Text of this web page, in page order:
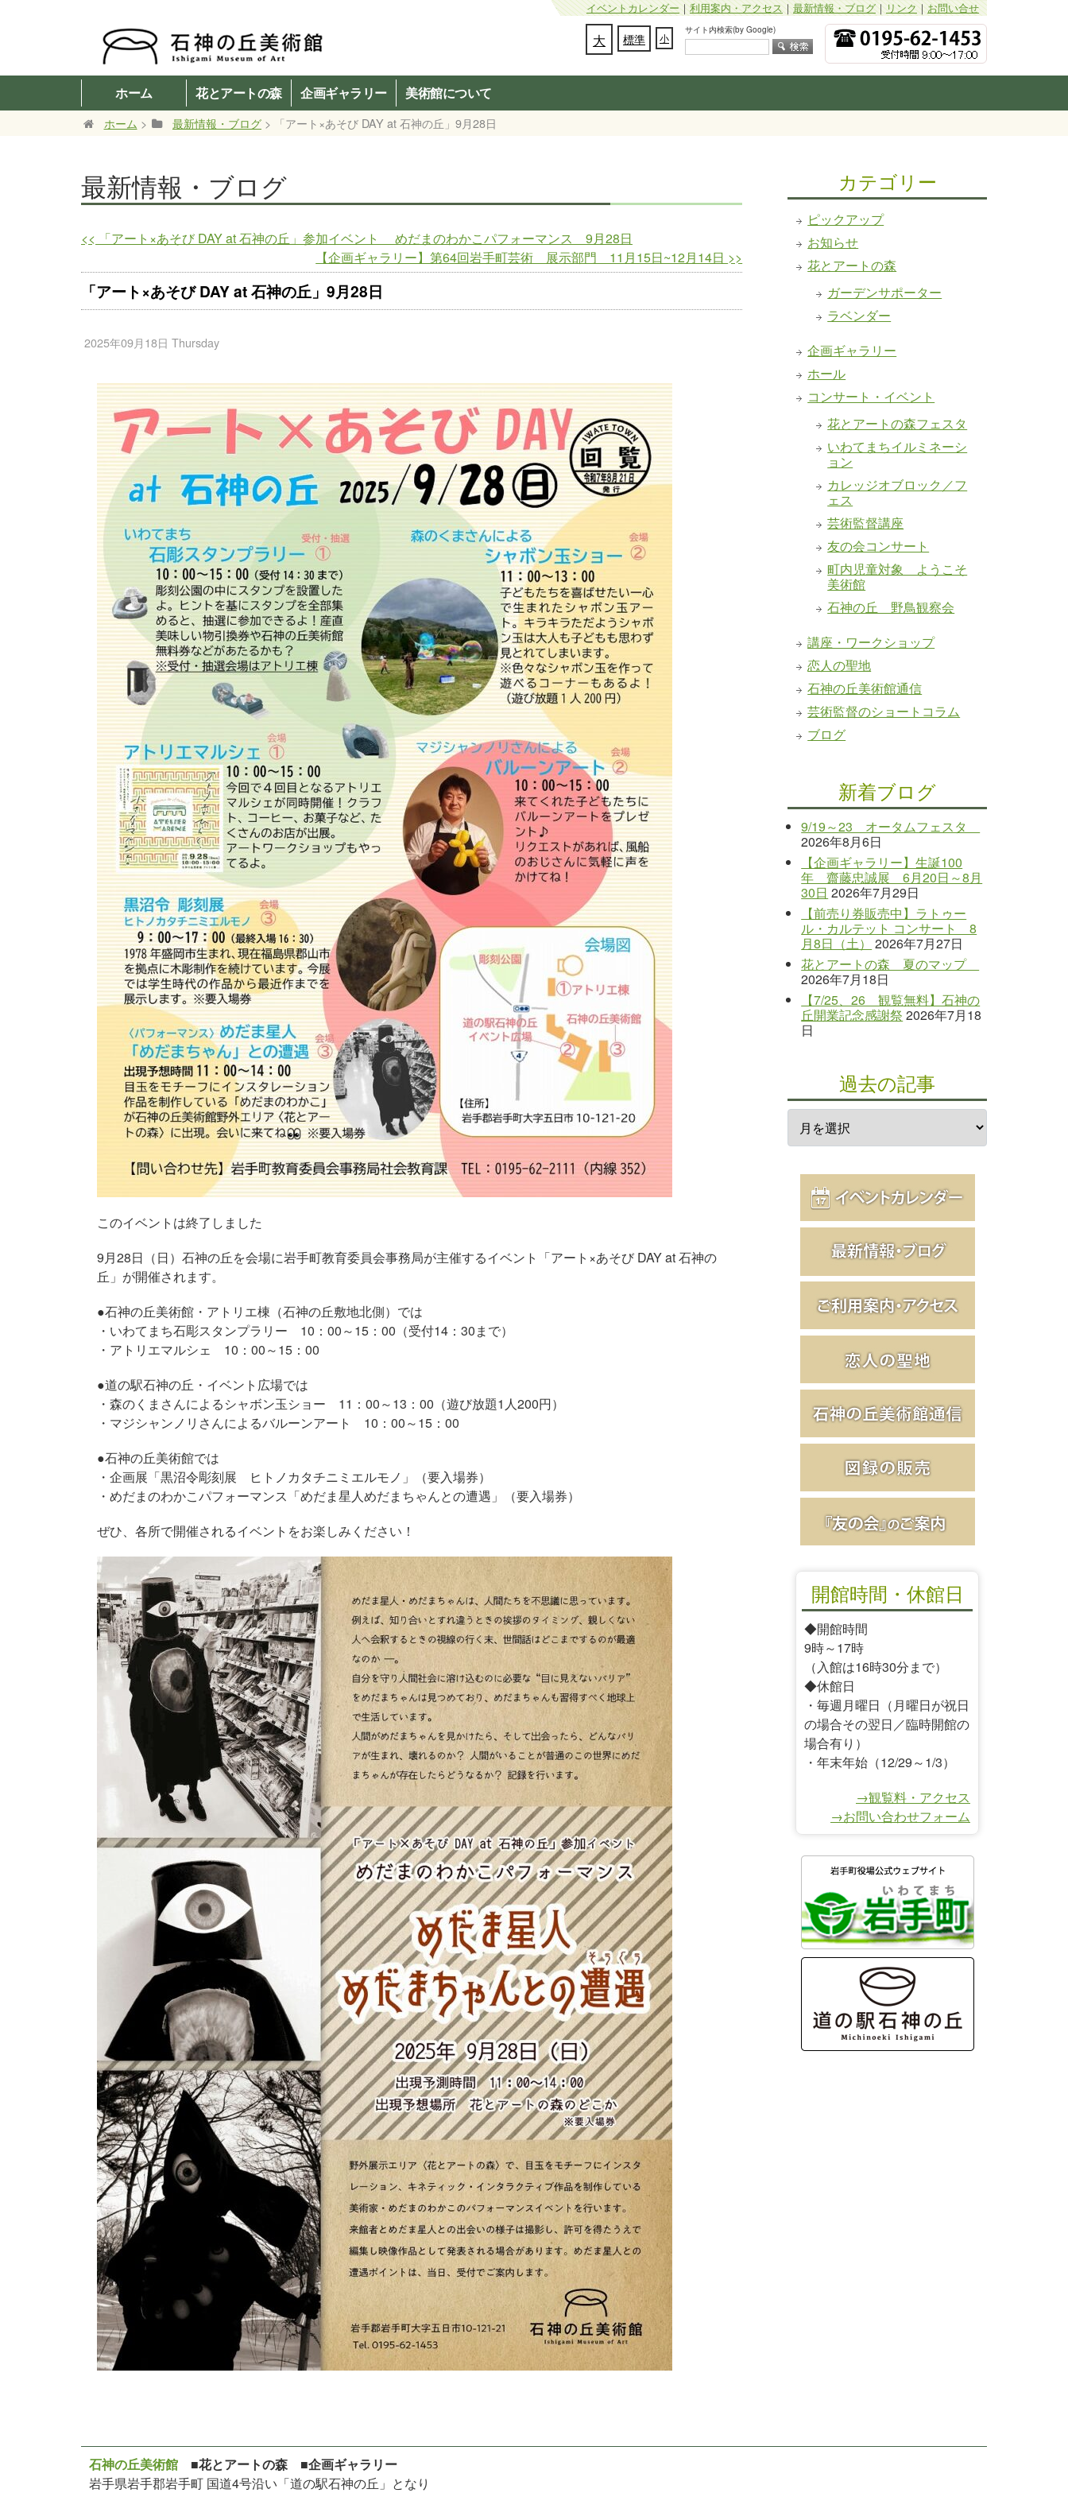
イベントカレンダー｜利用案内・アクセス｜最新情報・ブログ｜リンク｜お問い合せ
サイト内検索(by Google)
大 標準 小
ホーム 花とアートの森 企画ギャラリー 美術館について
ホーム > 最新情報・ブログ > 「アート×あそび DAY at 石神の丘」9月28日
最新情報・ブログ
<< 「アート×あそび DAY at 石神の丘」参加イベント めだまのわかこパフォーマンス 9月28日
【企画ギャラリー】第64回岩手町芸術 展示部門 11月15日~12月14日 >>
「アート×あそび DAY at 石神の丘」9月28日
2025年09月18日 Thursday
このイベントは終了しました
9月28日（日）石神の丘を会場に岩手町教育委員会事務局が主催するイベント「アート×あそび DAY at 石神の
丘」が開催されます。
●石神の丘美術館・アトリエ棟（石神の丘敷地北側）では
・いわてまち石彫スタンプラリー 10：00～15：00（受付14：30まで）
・アトリエマルシェ 10：00～15：00
●道の駅石神の丘・イベント広場では
・森のくまさんによるシャボン玉ショー 11：00～13：00（遊び放題1人200円）
・マジシャンノリさんによるバルーンアート 10：00～15：00
●石神の丘美術館では
・企画展「黒沼令彫刻展 ヒトノカタチニミエルモノ」（要入場券）
・めだまのわかこパフォーマンス「めだま星人めだまちゃんとの遭遇」（要入場券）
ぜひ、各所で開催されるイベントをお楽しみください！
カテゴリー
ピックアップ
お知らせ
花とアートの森
ガーデンサポーター
ラベンダー
企画ギャラリー
ホール
コンサート・イベント
花とアートの森フェスタ
いわてまちイルミネーシ
ョン
カレッジオブロック／フ
ェス
芸術監督講座
友の会コンサート
町内児童対象 ようこそ
美術館
石神の丘 野鳥観察会
講座・ワークショップ
恋人の聖地
石神の丘美術館通信
芸術監督のショートコラム
ブログ
新着ブログ
9/19～23 オータムフェスタ
2026年8月6日
【企画ギャラリー】生誕100
年 齋藤忠誠展 6月20日～8月
30日 2026年7月29日
【前売り券販売中】ラトゥー
ル・カルテット コンサート 8
月8日（土）
2026年7月27日
花とアートの森 夏のマップ
2026年7月18日
【7/25、26 観覧無料】石神の
丘開業記念感謝祭 2026年7月18
日
過去の記事
開館時間・休館日
◆開館時間
9時～17時
（入館は16時30分まで）
◆休館日
・毎週月曜日（月曜日が祝日
の場合その翌日／臨時開館の
場合有り）
・年末年始（12/29～1/3）
→観覧料・アクセス
→お問い合わせフォーム
石神の丘美術館
■花とアートの森 ■企画ギャラリー
岩手県岩手郡岩手町 国道4号沿い「道の駅石神の丘」となり